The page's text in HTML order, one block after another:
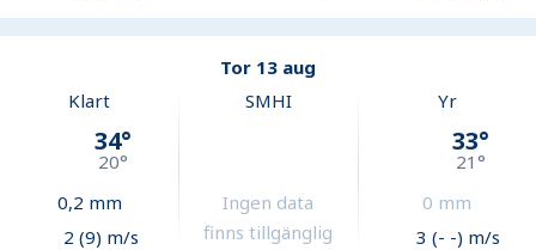
Tor 13 aug
Klart
34°
20°
0,2 mm
2 (9) m/s
SMHI
Ingen data
finns tillgänglig
Yr
33°
21°
0 mm
3 (- -) m/s